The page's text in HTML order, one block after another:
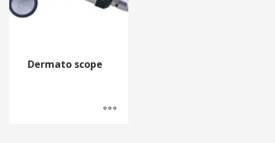
Dermato scope